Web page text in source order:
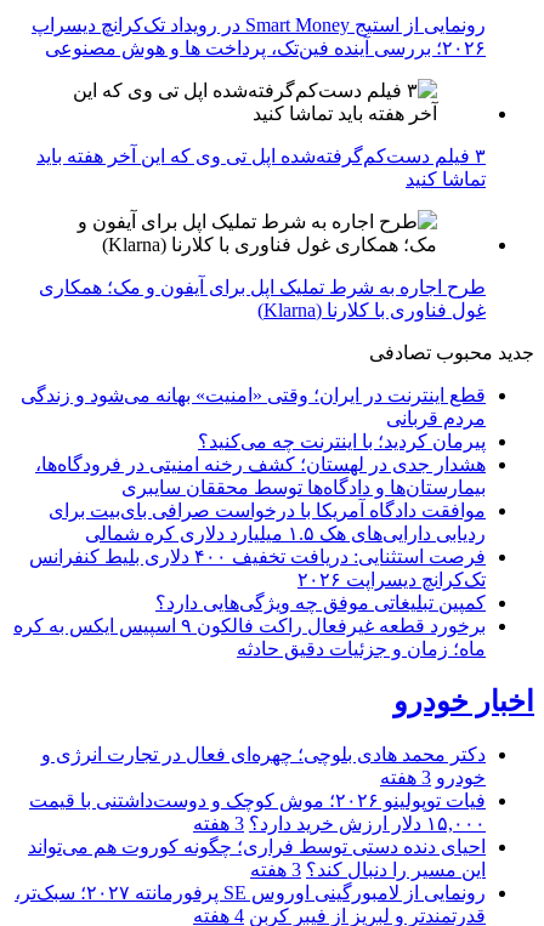
رونمایی از استیج Smart Money در رویداد تک‌کرانچ دیسراپ
۲۰۲۶؛ بررسی آینده فین‌تک، پرداخت‌ ها و هوش مصنوعی
۳ فیلم دست‌کم‌گرفته‌شده اپل تی وی که این آخر هفته باید
تماشا کنید
طرح اجاره به شرط تملیک اپل برای آیفون و مک؛ همکاری
غول فناوری با کلارنا (Klarna)
جدید محبوب تصادفی
قطع اینترنت در ایران؛ وقتی «امنیت» بهانه می‌شود و زندگی
مردم قربانی
پیرمان کردید؛ با اینترنت چه می‌کنید؟
هشدار جدی در لهستان؛ کشف رخنه امنیتی در فرودگاه‌ها،
بیمارستان‌ها و دادگاه‌ها توسط محققان سایبری
موافقت دادگاه آمریکا با درخواست صرافی بای‌بیت برای
ردیابی دارایی‌های هک ۱.۵ میلیارد دلاری کره شمالی
فرصت استثنایی: دریافت تخفیف ۴۰۰ دلاری بلیط کنفرانس
تک‌کرانچ دیسراپت ۲۰۲۶
کمپین تبلیغاتی موفق چه ویژگی‌هایی دارد؟
برخورد قطعه غیرفعال راکت فالکون ۹ اسپیس ایکس به کره
ماه؛ زمان و جزئیات دقیق حادثه
اخبار خودرو
دکتر محمد هادی بلوچی؛ چهره‌ای فعال در تجارت انرژی و
خودرو 3 هفته
فیات توپولینو ۲۰۲۶؛ موش کوچک و دوست‌داشتنی با قیمت
۱۵,۰۰۰ دلار ارزش خرید دارد؟
3 هفته
احیای دنده دستی توسط فراری؛ چگونه کوروت هم می‌تواند
این مسیر را دنبال کند؟ 3 هفته
رونمایی از لامبورگینی اوروس SE پرفورمانته ۲۰۲۷؛ سبک‌تر،
قدرتمندتر و لبریز از فیبر کربن 4 هفته